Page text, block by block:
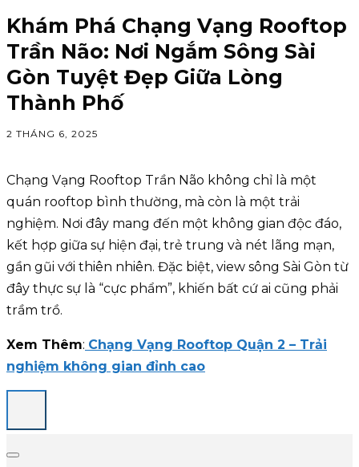
Khám Phá Chạng Vạng Rooftop
Trần Não: Nơi Ngắm Sông Sài
Gòn Tuyệt Đẹp Giữa Lòng
Thành Phố
2 THÁNG 6, 2025
Chạng Vạng Rooftop Trần Não không chỉ là một
quán rooftop bình thường, mà còn là một trải
nghiệm. Nơi đây mang đến một không gian độc đáo,
kết hợp giữa sự hiện đại, trẻ trung và nét lãng mạn,
gần gũi với thiên nhiên. Đặc biệt, view sông Sài Gòn từ
đây thực sự là “cực phẩm”, khiến bất cứ ai cũng phải
trầm trồ.
Xem Thêm: Chạng Vạng Rooftop Quận 2 – Trải
nghiệm không gian đỉnh cao